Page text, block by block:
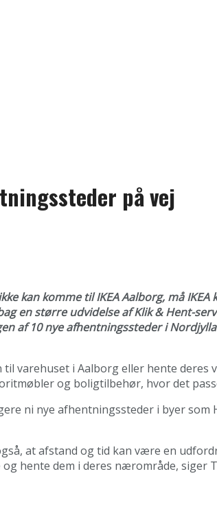
på vej
kan komme til IKEA Aalborg, må
en større udvidelse af Klik & Hent-
af 10 nye afhentningssteder i
varehuset i Aalborg eller hente deres
og boligtilbehør, hvor det
ni nye afhentningssteder i byer som
at afstand og tid kan være en
hente dem i deres nærområde, siger